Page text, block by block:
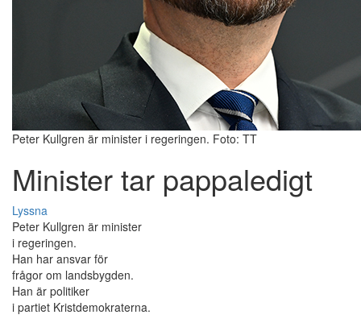
Peter Kullgren är minister i regeringen. Foto: TT
Minister tar pappaledigt
Lyssna
Peter Kullgren är minister
i regeringen.
Han har ansvar för
frågor om landsbygden.
Han är politiker
i partiet Kristdemokraterna.